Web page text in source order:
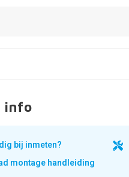
info
bij inmeten?
montage handleiding